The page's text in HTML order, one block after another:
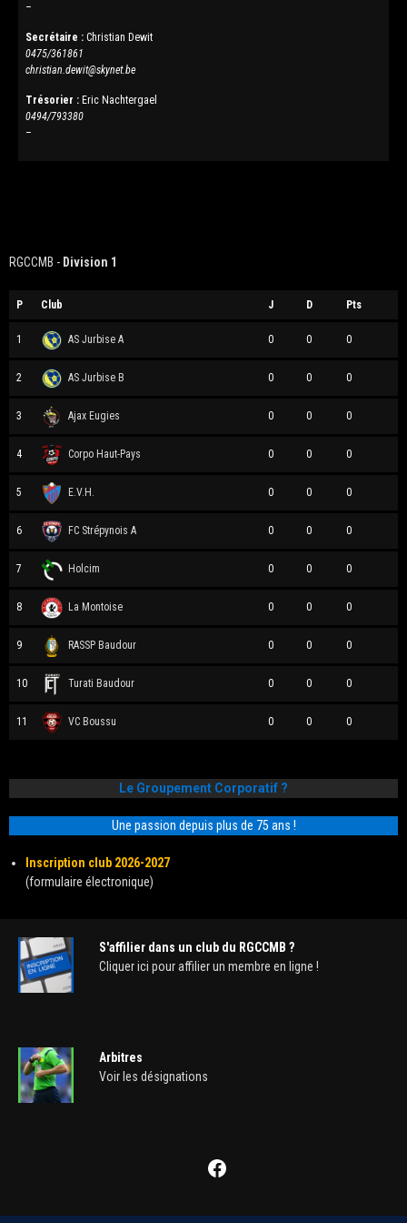
–
Secrétaire : Christian Dewit
0475/361861
christian.dewit@skynet.be
Trésorier : Eric Nachtergael
0494/793380
–
RGCCMB - Division 1
P Club J D Pts
1 AS Jurbise A 0 0 0
2 AS Jurbise B 0 0 0
3 Ajax Eugies 0 0 0
4 Corpo Haut-Pays 0 0 0
5 E.V.H. 0 0 0
6 FC Strépynois A 0 0 0
7 Holcim 0 0 0
8 La Montoise 0 0 0
9 RASSP Baudour 0 0 0
10 Turati Baudour 0 0 0
11 VC Boussu 0 0 0
Le Groupement Corporatif ?
Une passion depuis plus de 75 ans !
Inscription club 2026-2027
(formulaire électronique)
S'affilier dans un club du RGCCMB ?
Cliquer ici pour affilier un membre en ligne !
Arbitres
Voir les désignations